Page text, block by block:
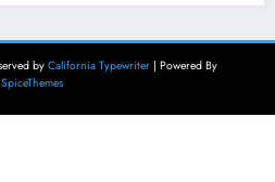
by California Typewriter| Powered By
SpiceThemes